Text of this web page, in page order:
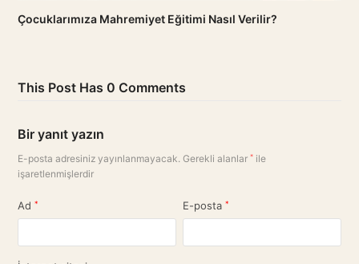
Çocuklarımıza Mahremiyet Eğitimi Nasıl Verilir?
This Post Has 0 Comments
Bir yanıt yazın
E-posta adresiniz yayınlanmayacak. Gerekli alanlar* ile
işaretlenmişlerdir
Ad* E-posta*